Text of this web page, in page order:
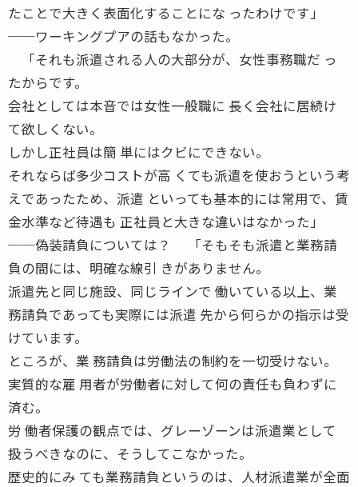
たことで大きく表面化することにな ったわけです」
──ワーキングプアの話もなかった。
「それも派遣される人の大部分が、女性事務職だ っ
たからです。
会社としては本音では女性一般職に 長く会社に居続け
て欲しくない。
しかし正社員は簡 単にはクビにできない。
それならば多少コストが高 くても派遣を使おうという考
えであったため、派遣 といっても基本的には常用で、賃
金水準など待遇も 正社員と大きな違いはなかった」
──偽装請負については？ 「そもそも派遣と業務請
負の間には、明確な線引 きがありません。
派遣先と同じ施設、同じラインで 働いている以上、業
務請負であっても実際には派遣 先から何らかの指示は受
けています。
ところが、業 務請負は労働法の制約を一切受けない。
実質的な雇 用者が労働者に対して何の責任も負わずに
済む。
労 働者保護の観点では、グレーゾーンは派遣業として
扱うべきなのに、そうしてこなかった。
歴史的にみ ても業務請負というのは、人材派遣業が全面